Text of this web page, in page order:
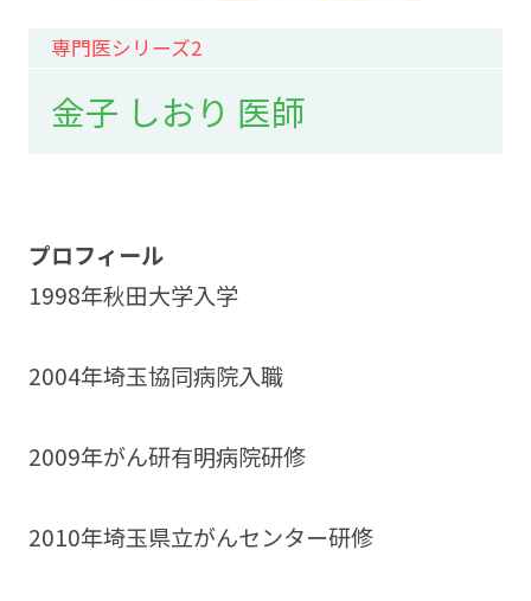
専門医シリーズ2
金子 しおり 医師
プロフィール
1998年秋田大学入学
2004年埼玉協同病院入職
2009年がん研有明病院研修
2010年埼玉県立がんセンター研修